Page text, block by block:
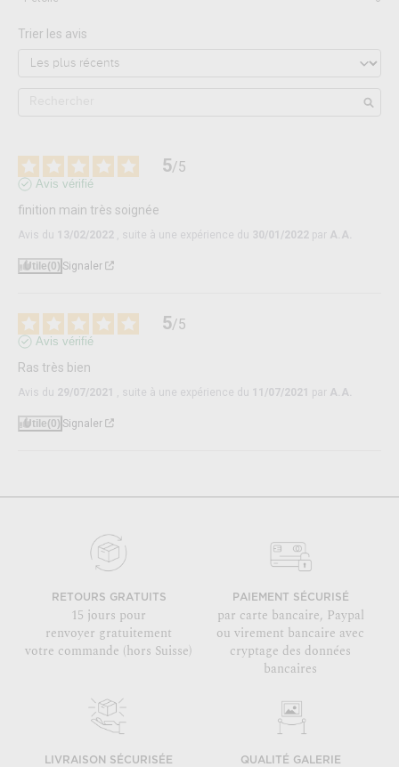
Trier les avis
5/5
Avis vérifié
finition main très soignée
Avis du 13/02/2022 , suite à une expérience du 30/01/2022 par A.A.
Utile(0) Signaler
5/5
Avis vérifié
Ras très bien
Avis du 29/07/2021 , suite à une expérience du 11/07/2021 par A.A.
Utile(0) Signaler
RETOURS GRATUITS
15 jours pour
renvoyer gratuitement
votre commande (hors Suisse)
PAIEMENT SÉCURISÉ
par carte bancaire, Paypal
ou virement bancaire avec
cryptage des données
bancaires
LIVRAISON SÉCURISÉE QUALITÉ GALERIE